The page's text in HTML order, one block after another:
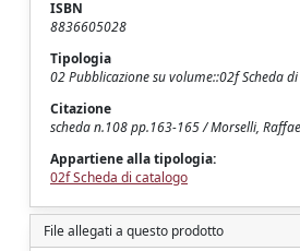
ISBN
8836605028
Tipologia
02 Pubblicazione su volume::02f Scheda
Citazione
scheda n.108 pp.163-165 / Morselli,
Appartiene alla tipologia:
02f Scheda di catalogo
File allegati a questo prodotto